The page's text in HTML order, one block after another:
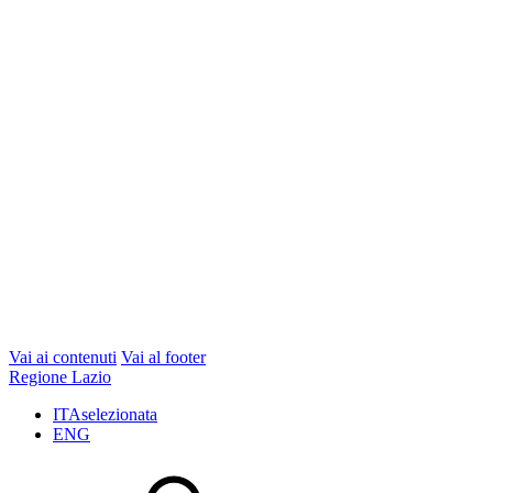
Vai ai contenuti Vai al footer
Regione Lazio
ITAselezionata
ENG